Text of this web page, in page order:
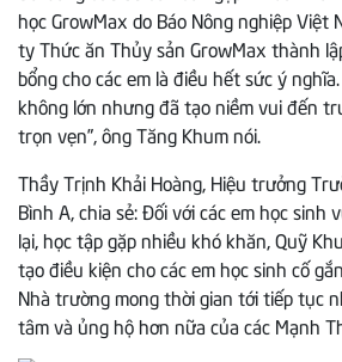
học GrowMax do Báo Nông nghiệp Việt
ty Thức ăn Thủy sản GrowMax thành
bổng cho các em là điều hết sức ý
không lớn nhưng đã tạo niềm vui đến
trọn vẹn”, ông Tăng Khum nói.
Thầy Trịnh Khải Hoàng, Hiệu trưởng
Bình A, chia sẻ: Đối với các em học sinh
lại, học tập gặp nhiều khó khăn, Quỹ
tạo điều kiện cho các em học sinh cố
Nhà trường mong thời gian tới tiếp tục
tâm và ủng hộ hơn nữa của các Mạnh